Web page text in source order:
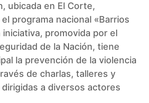
ubicada en El Corte,
programa nacional «Barrios
iniciativa, promovida por el
de la Nación, tiene
la prevención de la violencia
de charlas, talleres y
a diversos actores